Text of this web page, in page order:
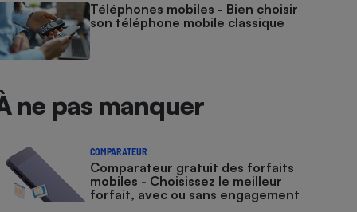
Téléphones mobiles - Bien choisir
son téléphone mobile classique
ne pas manquer
COMPARATEUR
Comparateur gratuit des forfaits
mobiles - Choisissez le meilleur
forfait, avec ou sans engagement